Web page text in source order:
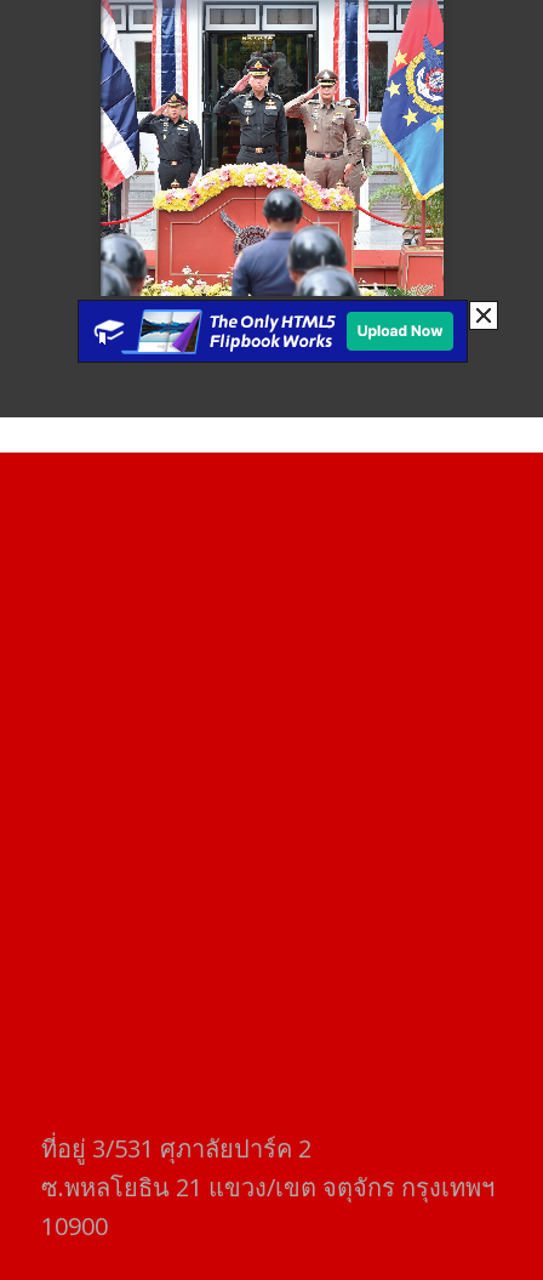
ที่อยู่​ 3/531​ ศุภาลัยปาร์ค​ 2
ซ.พหลโยธิน​ 21​ แขวง/เขต​ จตุจักร​ กรุงเทพฯ
10900